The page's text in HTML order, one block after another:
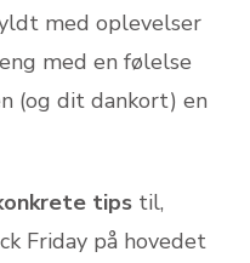
med oplevelser
med en følelse
(og dit dankort) en
tips til,
Friday på hovedet